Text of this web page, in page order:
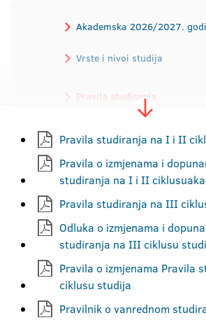
Akademska 2026/2027.
Vrste i nivoi studija
Pravila studiranja
Priznavanje isprava
Pravila studiranja na I i II
Pravila o izmjenama i
studiranja na I i II
Pravila studiranja na III
Odluka o izmjenama i
studiranja na III ciklusu
Pravila o izmjenama Pravila
ciklusu studija
Pravilnik o vanrednom